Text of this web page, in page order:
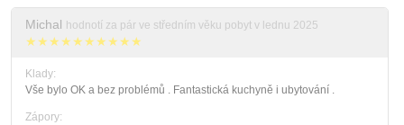
Michal hodnotí za pár ve středním věku pobyt v lednu 2025
★★★★★★★★★★
Klady:
Vše bylo OK a bez problémů . Fantastická kuchyně i ubytování .
Zápory: